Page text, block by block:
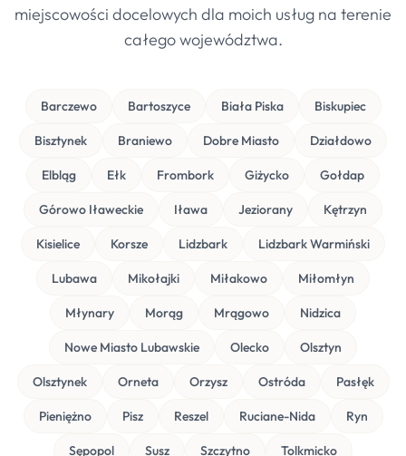
miejscowości docelowych dla moich usług na terenie
całego województwa.
Barczewo Bartoszyce Biała Piska Biskupiec
Bisztynek Braniewo Dobre Miasto Działdowo
Elbląg Ełk Frombork Giżycko Gołdap
Górowo Iławeckie Iława Jeziorany Kętrzyn
Kisielice Korsze Lidzbark Lidzbark Warmiński
Lubawa Mikołajki Miłakowo Miłomłyn
Młynary Morąg Mrągowo Nidzica
Nowe Miasto Lubawskie Olecko Olsztyn
Olsztynek Orneta Orzysz Ostróda Pasłęk
Pieniężno Pisz Reszel Ruciane-Nida Ryn
Sępopol Susz Szczytno Tolkmicko